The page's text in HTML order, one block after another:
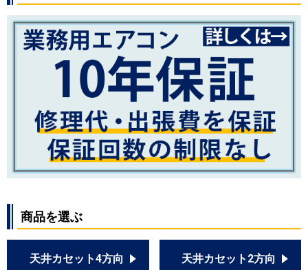
商品を選ぶ
天井カセット4方向 天井カセット2方向